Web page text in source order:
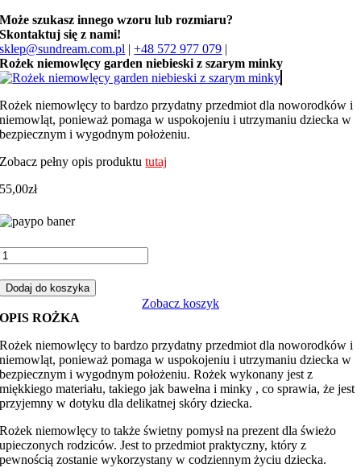
Może szukasz innego wzoru lub rozmiaru?
Skontaktuj się z nami!
sklep@sundream.com.pl |+48 572 977 079 |
Rożek niemowlęcy garden niebieski z szarym minky
Rożek niemowlęcy to bardzo przydatny przedmiot dla noworodków i
niemowląt, ponieważ pomaga w uspokojeniu i utrzymaniu dziecka w
bezpiecznym i wygodnym położeniu.
Zobacz pełny opis produktututaj
55,00zł
Dodaj do koszyka
Zobacz koszyk
OPIS ROŻKA
Rożek niemowlęcy to bardzo przydatny przedmiot dla noworodków i
niemowląt, ponieważ pomaga w uspokojeniu i utrzymaniu dziecka w
bezpiecznym i wygodnym położeniu. Rożek wykonany jest z
miękkiego materiału, takiego jak bawełna i minky , co sprawia, że jest
przyjemny w dotyku dla delikatnej skóry dziecka.
Rożek niemowlęcy to także świetny pomysł na prezent dla świeżo
upieczonych rodziców. Jest to przedmiot praktyczny, który z
pewnością zostanie wykorzystany w codziennym życiu dziecka.